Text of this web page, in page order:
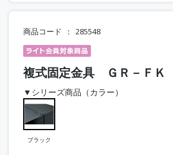
商品コード 285548
複式固定金具 ＧＲ－Ｆ
▼シリーズ商品（カラー）
ブラック